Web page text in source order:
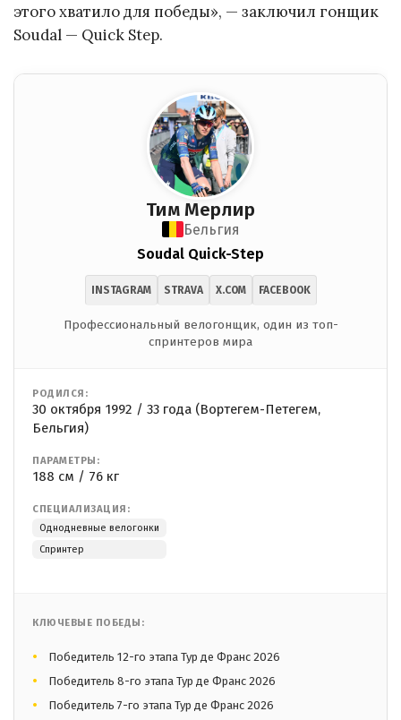
этого хватило для победы», — заключил гонщик
Soudal — Quick Step.
Тим Мерлир
Бельгия
Soudal Quick-Step
INSTAGRAM STRAVA X.COM FACEBOOK
Профессиональный велогонщик, один из топ-
спринтеров мира
РОДИЛСЯ:
30 октября 1992 / 33 года (Вортегем-Петегем,
Бельгия)
ПАРАМЕТРЫ:
188 см / 76 кг
СПЕЦИАЛИЗАЦИЯ:
Однодневные велогонки
Спринтер
КЛЮЧЕВЫЕ ПОБЕДЫ:
Победитель 12-го этапа Тур де Франс 2026
Победитель 8-го этапа Тур де Франс 2026
Победитель 7-го этапа Тур де Франс 2026